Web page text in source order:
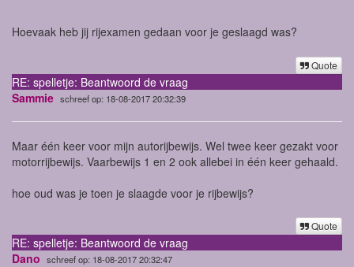
Hoevaak heb jij rijexamen gedaan voor je geslaagd was?
Quote
RE: spelletje: Beantwoord de vraag
Sammie schreef op: 18-08-2017 20:32:39
Maar één keer voor mijn autorijbewijs. Wel twee keer gezakt voor
motorrijbewijs. Vaarbewijs 1 en 2 ook allebei in één keer gehaald.
hoe oud was je toen je slaagde voor je rijbewijs?
Quote
RE: spelletje: Beantwoord de vraag
Dano schreef op: 18-08-2017 20:32:47